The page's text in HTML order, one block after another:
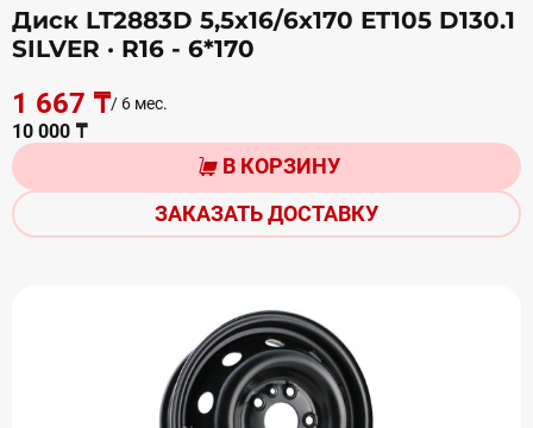
Диск LT2883D 5,5х16/6х170 ЕT105 D130.1
SILVER · R16 - 6*170
1 667 ₸/ 6 мес.
10 000 ₸
В КОРЗИНУ
ЗАКАЗАТЬ ДОСТАВКУ